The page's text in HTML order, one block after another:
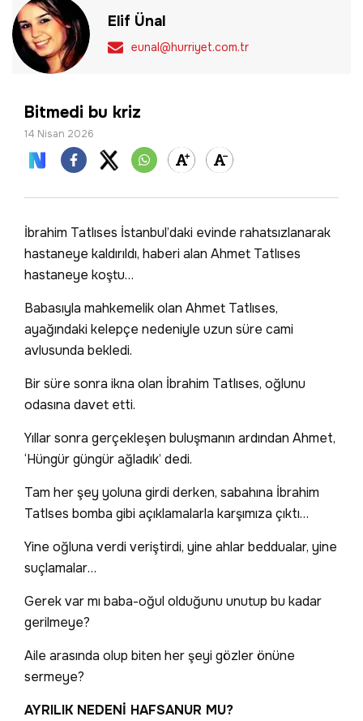
Elif Ünal
eunal@hurriyet.com.tr
Bitmedi bu kriz
14 Nisan 2026
İbrahim Tatlıses İstanbul’daki evinde rahatsızlanarak
hastaneye kaldırıldı, haberi alan Ahmet Tatlıses
hastaneye koştu…
Babasıyla mahkemelik olan Ahmet Tatlıses,
ayağındaki kelepçe nedeniyle uzun süre cami
avlusunda bekledi.
Bir süre sonra ikna olan İbrahim Tatlıses, oğlunu
odasına davet etti.
Yıllar sonra gerçekleşen buluşmanın ardından Ahmet,
‘Hüngür güngür ağladık’ dedi.
Tam her şey yoluna girdi derken, sabahına İbrahim
Tatlses bomba gibi açıklamalarla karşımıza çıktı…
Yine oğluna verdi veriştirdi, yine ahlar beddualar, yine
suçlamalar…
Gerek var mı baba-oğul olduğunu unutup bu kadar
gerilmeye?
Aile arasında olup biten her şeyi gözler önüne
sermeye?
AYRILIK NEDENİ HAFSANUR MU?